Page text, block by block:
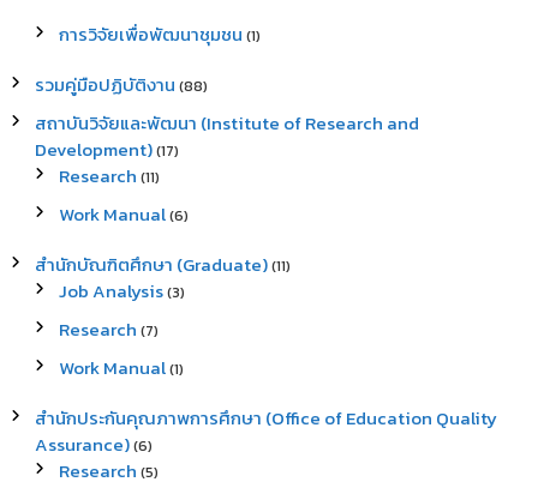
การวิจัยเพื่อพัฒนาชุมชน (1)
รวมคู่มือปฏิบัติงาน (88)
สถาบันวิจัยและพัฒนา (Institute of Research and
Development)(17)
Research (11)
Work Manual(6)
สำนักบัณฑิตศึกษา (Graduate)(11)
Job Analysis(3)
Research (7)
Work Manual(1)
สำนักประกันคุณภาพการศึกษา (Office of Education Quality
Assurance)(6)
Research (5)